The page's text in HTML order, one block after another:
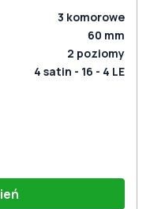
3 komorowe
60 mm
2 poziomy
4 satin - 16 - 4 LE